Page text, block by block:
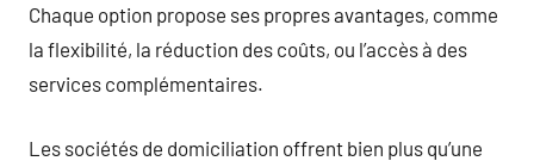
Chaque option propose ses propres avantages, comme
la flexibilité, la réduction des coûts, ou l’accès à des
services complémentaires.
Les sociétés de domiciliation offrent bien plus qu’une